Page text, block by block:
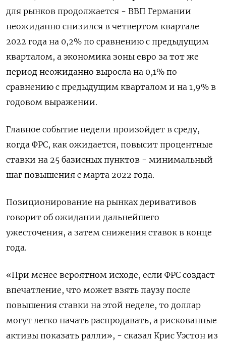
для рынков продолжается - ВВП Германии
неожиданно снизился в четвертом квартале
2022 года на 0,2% по сравнению с предыдущим
кварталом, а экономика зоны евро за тот же
период неожиданно выросла на 0,1% по
сравнению с предыдущим кварталом и на 1,9% в
годовом выражении.
Главное событие недели произойдет в среду,
когда ФРС, как ожидается, повысит процентные
ставки на 25 базисных пунктов - минимальный
шаг повышения с марта 2022 года.
Позиционирование на рынках деривативов
говорит об ожидании дальнейшего
ужесточения, а затем снижения ставок в конце
года.
«При менее вероятном исходе, если ФРС создаст
впечатление, что может взять паузу после
повышения ставки на этой неделе, то доллар
могут легко начать распродавать, а рискованные
активы показать ралли», - сказал Крис Уэстон из